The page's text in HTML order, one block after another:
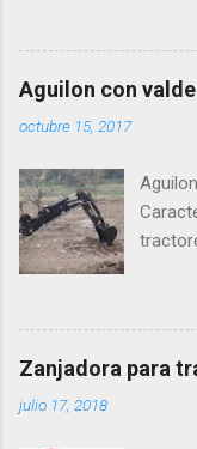
de 2
Aguilon con
octubre 15, 2017
2239
altura
Zanjadora para
julio 17, 2018